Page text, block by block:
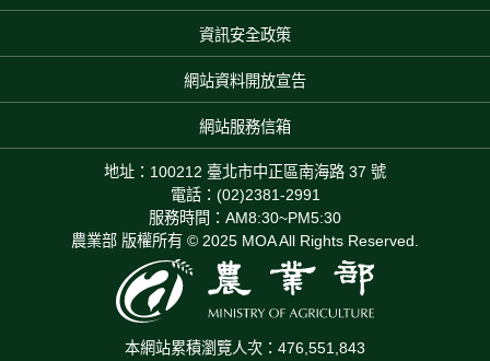
資訊安全政策
網站資料開放宣告
網站服務信箱
地址：100212 臺北市中正區南海路 37 號
電話：(02)2381-2991
服務時間：AM8:30~PM5:30
農業部 版權所有 © 2025 MOA All Rights Reserved.
本網站累積瀏覽人次：476,551,843